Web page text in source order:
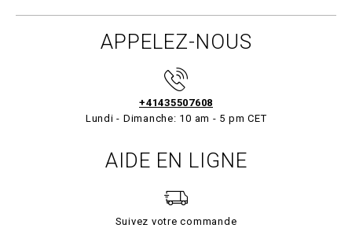
APPELEZ-NOUS
+41435507608
Lundi - Dimanche: 10 am - 5 pm CET
AIDE EN LIGNE
Suivez votre commande